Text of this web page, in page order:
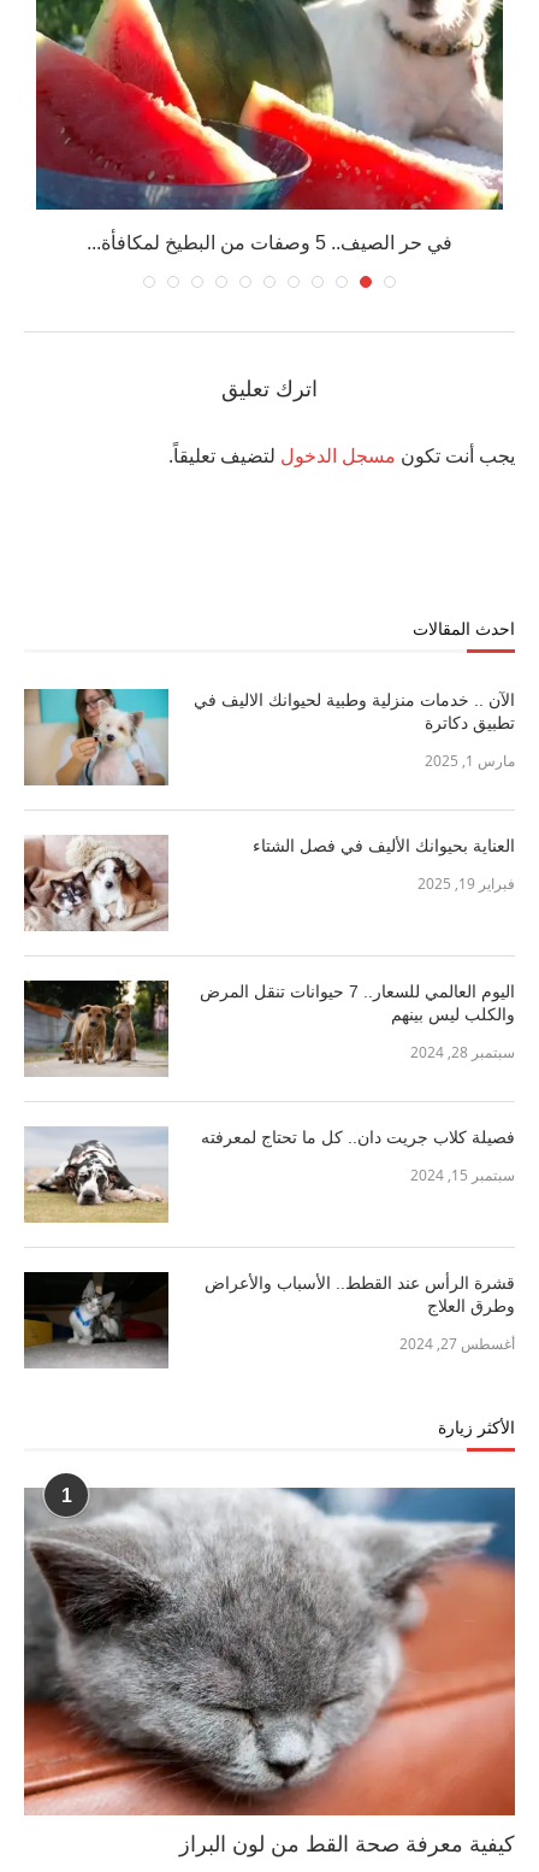
في حر الصيف.. 5 وصفات من البطيخ لمكافأة...
اترك تعليق
يجب أنت تكون مسجل الدخول لتضيف تعليقاً.
احدث المقالات
الآن .. خدمات منزلية وطبية لحيوانك الاليف في
تطبيق دكاترة
مارس 1, 2025
العناية بحيوانك الأليف في فصل الشتاء
فبراير 19, 2025
اليوم العالمي للسعار.. 7 حيوانات تنقل المرض
والكلب ليس بينهم
سبتمبر 28, 2024
فصيلة كلاب جريت دان.. كل ما تحتاج لمعرفته
سبتمبر 15, 2024
قشرة الرأس عند القطط.. الأسباب والأعراض
وطرق العلاج
أغسطس 27, 2024
الأكثر زيارة
1
كيفية معرفة صحة القط من لون البراز